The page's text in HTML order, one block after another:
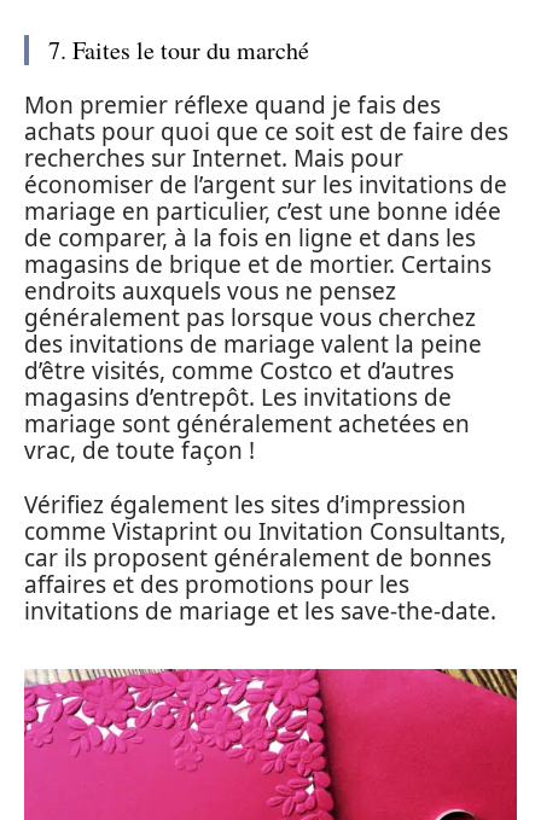
7. Faites le tour du marché
Mon premier réflexe quand je fais des
achats pour quoi que ce soit est de faire des
recherches sur Internet. Mais pour
économiser de l’argent sur les invitations de
mariage en particulier, c’est une bonne idée
de comparer, à la fois en ligne et dans les
magasins de brique et de mortier. Certains
endroits auxquels vous ne pensez
généralement pas lorsque vous cherchez
des invitations de mariage valent la peine
d’être visités, comme Costco et d’autres
magasins d’entrepôt. Les invitations de
mariage sont généralement achetées en
vrac, de toute façon !
Vérifiez également les sites d’impression
comme Vistaprint ou Invitation Consultants,
car ils proposent généralement de bonnes
affaires et des promotions pour les
invitations de mariage et les save-the-date.